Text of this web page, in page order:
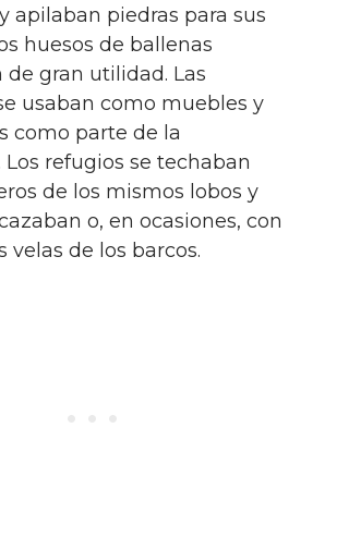
apilaban piedras para sus
huesos de ballenas
de gran utilidad. Las
usaban como muebles y
como parte de la
refugios se techaban
de los mismos lobos y
o, en ocasiones, con
velas de los barcos.